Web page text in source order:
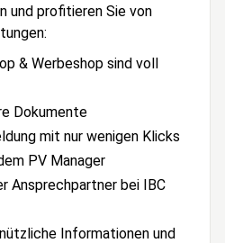
und profitieren Sie von
& Werbeshop sind voll
Dokumente
mit nur wenigen Klicks
PV Manager
Ansprechpartner bei IBC
Informationen und